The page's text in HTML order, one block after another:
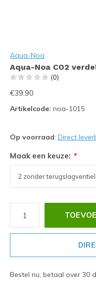
Aqua-Noa
Aqua-Noa CO2
(0)
€39,90
Artikelcode: noa-1015
Op voorraad: Direct
Maak een keuze: *
Bestel nu, betaal over 30